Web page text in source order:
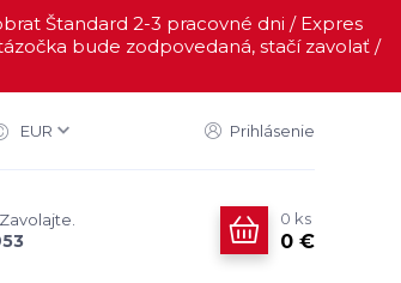
Štandard 2-3 pracovné dni / Expres
bude zodpovedaná, stačí zavolať /
EUR Prihlásenie
0 ks
0 €